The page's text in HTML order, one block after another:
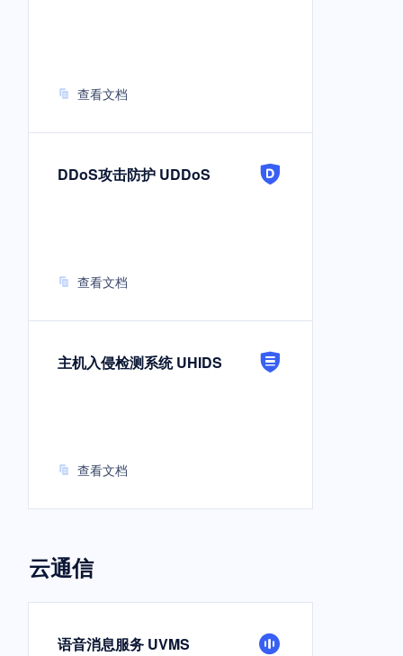
查看文档
DDoS攻击防护 UDDoS
查看文档
主机入侵检测系统 UHIDS
查看文档
云通信
语音消息服务 UVMS